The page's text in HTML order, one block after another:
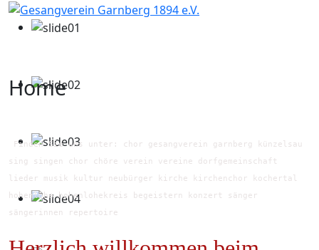
Home
Finden Sie uns unter: chor gesangverein garnberg künzelsau
sing singen chor chöre verein vereine dorfgemeinschaft
lieder musik kultur neubürger kirche kirchenchor kochertal
hohenlohe hohenlohekreis begeistern konzert sänger
sängerinnen repertoire